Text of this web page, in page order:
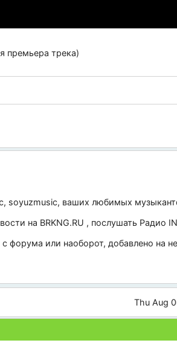
премьера трека)
, soyuzmusic, ваших любимых
на BRKNG.RU , послушать Радио
форума или наоборот, добавлено на
Thu Aug